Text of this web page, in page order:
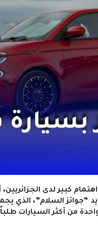
السلام”، الذي